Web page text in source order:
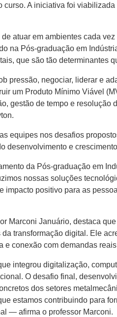
A iniciativa foi
atuar em ambientes cada
na Pós-graduação em
que são tão determinantes
negociar, liderar e
um Produto Mínimo Viável
gestão de tempo e
equipes nos desafios
desenvolvimento e
da Pós-graduação em
nossas soluções
positivo para as
Marconi Januário, destaca
transformação digital. Ele
conexão com demandas
integrou digitalização,
O desafio final,
dos setores
estamos contribuindo para
— afirma o professor Marconi.